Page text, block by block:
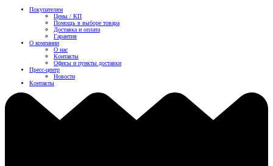
Покупателям
Цены / КП
Помощь в выборе товара
Доставка и оплата
Гарантия
О компании
О нас
Контакты
Офисы и пункты доставки
Пресс-центр
Новости
Контакты